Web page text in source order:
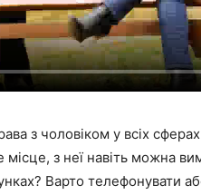
з чоловіком у всіх
з неї навіть можна
Варто телефонувати